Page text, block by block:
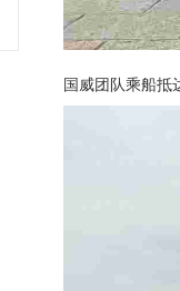
国威团队乘船抵